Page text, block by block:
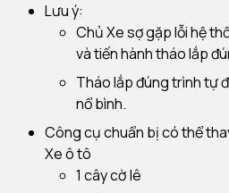
Lưu ý:
Chủ Xe sợ gặp lỗi hệ
và tiến hành tháo lắp
Tháo lắp đúng trình tự
nổ bình.
Công cụ chuẩn bị có thể
Xe ô tô
1 cây cờ lê